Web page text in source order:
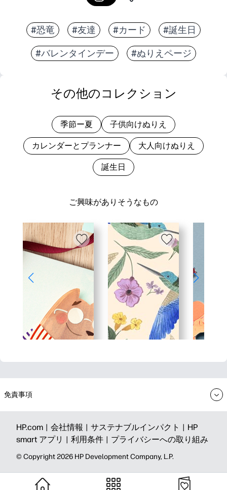
#恐竜 #友達 #カード #誕生日
#バレンタインデー #ぬりえページ
ご興味がありそうなもの
その他のコレクション
季節ー夏 子供向けぬりえ
カレンダーとプランナー 大人向けぬりえ
誕生日
免責事項
HP.com | 会社情報 | サステナブルインパクト | HP
smart アプリ | 利用条件 | プライバシーへの取り組み
©️ Copyright 2026 HP Development Company, L.P.